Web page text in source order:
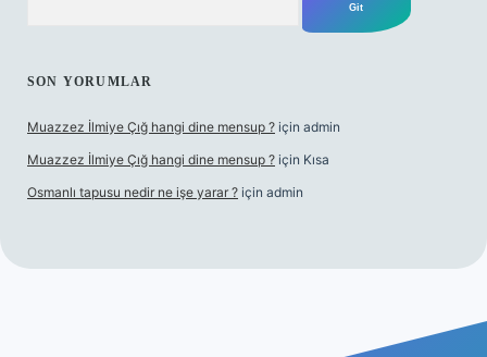
SON YORUMLAR
Muazzez İlmiye Çığ hangi dine mensup ? için admin
Muazzez İlmiye Çığ hangi dine mensup ? için Kısa
Osmanlı tapusu nedir ne işe yarar ? için admin
m elexbet